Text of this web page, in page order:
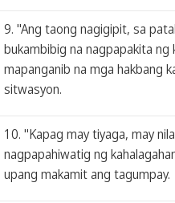
9. "Ang taong nagigipit, sa
bukambibig na nagpapakita ng
mapanganib na mga hakbang
sitwasyon.
10. "Kapag may tiyaga, may
nagpapahiwatig ng
upang makamit ang tagumpay.